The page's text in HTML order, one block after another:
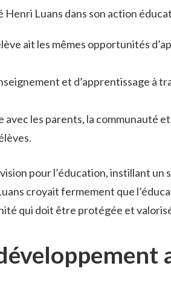
Luans dans son action
ait les mêmes opportunités
et d’apprentissage à
avec les parents, la communauté
pour l’éducation, instillant un
croyait fermement que
qui doit être protégée et